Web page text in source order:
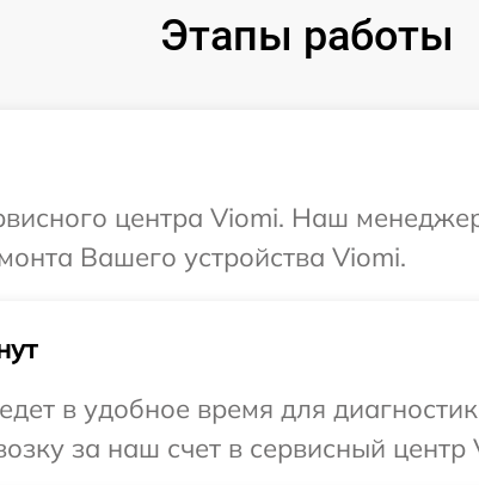
Этапы работы
центра Viomi. Наш
Вашего устройства Viomi.
в удобное время для
за наш счет в сервисный центр